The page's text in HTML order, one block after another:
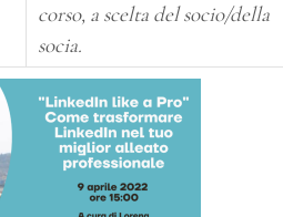
corso, a scelta del socio/della
socia.